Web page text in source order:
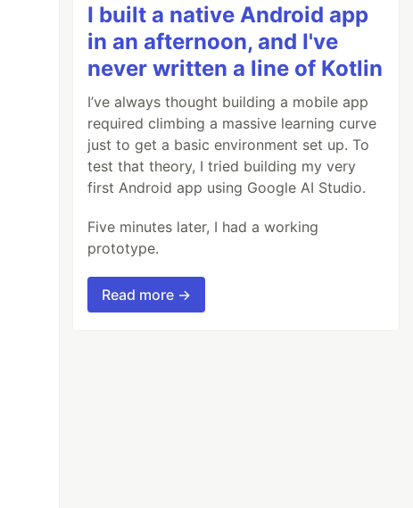
I built a native Android app
in an afternoon, and I've
never written a line of Kotlin
I’ve always thought building a mobile app
required climbing a massive learning curve
just to get a basic environment set up. To
test that theory, I tried building my very
first Android app using Google AI Studio.
Five minutes later, I had a working
prototype.
Read more →